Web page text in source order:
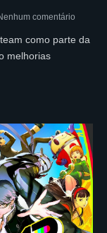
comentário
como parte da
melhorias